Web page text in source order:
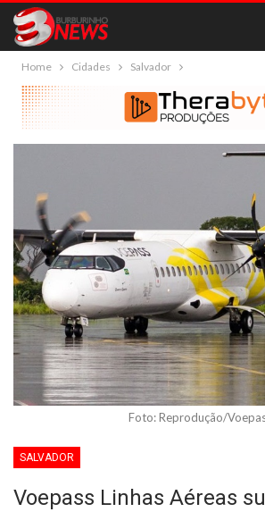
Home Cidades Salvador
Foto: Reprodução/
SALVADOR
Voepass Linhas Aéreas